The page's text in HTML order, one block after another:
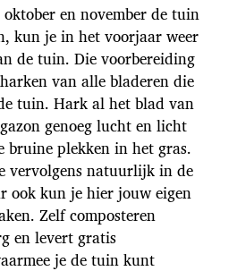
en november de tuin
kun je in het voorjaar weer
de tuin. Die voorbereiding
van alle bladeren die
tuin. Hark al het blad van
genoeg lucht en licht
plekken in het gras.
vervolgens natuurlijk in de
ook kun je hier jouw eigen
Zelf composteren
en levert gratis
je de tuin kunt